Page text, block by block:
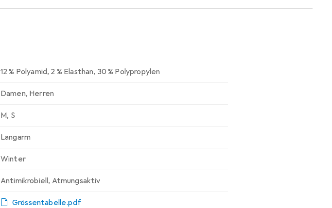
12 % Polyamid, 2 % Elasthan, 30 % Polypropylen
Damen, Herren
M, S
Langarm
Winter
Antimikrobiell, Atmungsaktiv
Grössentabelle.pdf